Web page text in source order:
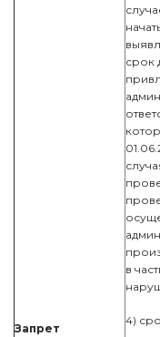
Запрет
срок
в
4)